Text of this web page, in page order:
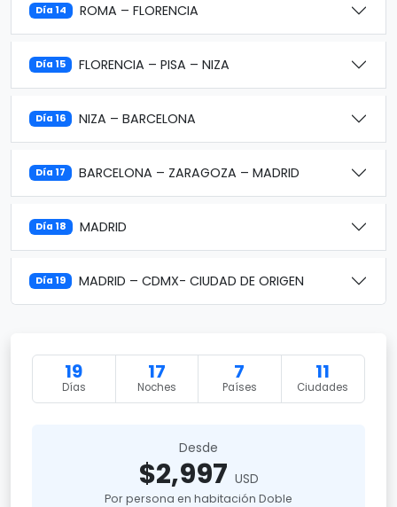
Día 14 ROMA – FLORENCIA
Día 15 FLORENCIA – PISA – NIZA
Día 16 NIZA – BARCELONA
Día 17 BARCELONA – ZARAGOZA – MADRID
Día 18 MADRID
Día 19 MADRID – CDMX- CIUDAD DE ORIGEN
19
Días
17
Noches
7
Países
11
Ciudades
Desde
$2,997 USD
Por persona en habitación Doble